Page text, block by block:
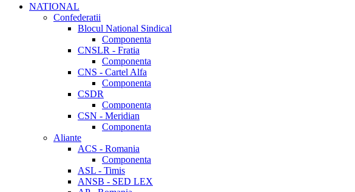
NATIONAL
Confederatii
Blocul National Sindical
Componenta
CNSLR - Fratia
Componenta
CNS - Cartel Alfa
Componenta
CSDR
Componenta
CSN - Meridian
Componenta
Aliante
ACS - Romania
Componenta
ASL - Timis
ANSB - SED LEX